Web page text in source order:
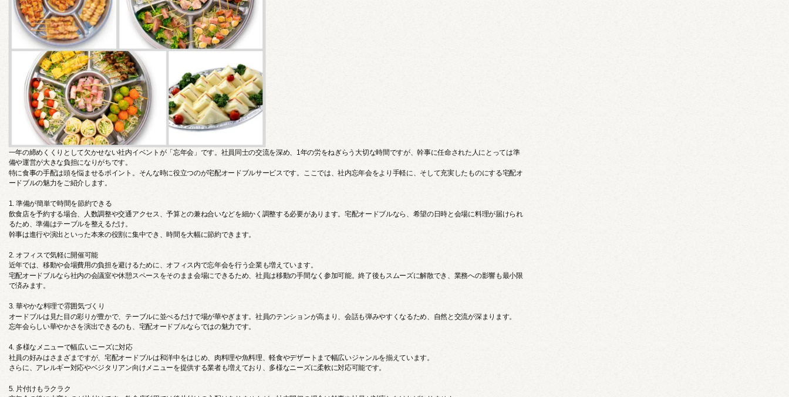
一年の締めくくりとして欠かせない社内イベントが「忘年会」です。社員同士の交流を深め、1年の労をねぎらう大切な時間ですが、幹事に任命された人にとっては準
備や運営が大きな負担になりがちです。
特に食事の手配は頭を悩ませるポイント。そんな時に役立つのが宅配オードブルサービスです。ここでは、社内忘年会をより手軽に、そして充実したものにする宅配オ
ードブルの魅力をご紹介します。
1. 準備が簡単で時間を節約できる
飲食店を予約する場合、人数調整や交通アクセス、予算との兼ね合いなどを細かく調整する必要があります。宅配オードブルなら、希望の日時と会場に料理が届けられ
るため、準備はテーブルを整えるだけ。
幹事は進行や演出といった本来の役割に集中でき、時間を大幅に節約できます。
2. オフィスで気軽に開催可能
近年では、移動や会場費用の負担を避けるために、オフィス内で忘年会を行う企業も増えています。
宅配オードブルなら社内の会議室や休憩スペースをそのまま会場にできるため、社員は移動の手間なく参加可能。終了後もスムーズに解散でき、業務への影響も最小限
で済みます。
3. 華やかな料理で雰囲気づくり
オードブルは見た目の彩りが豊かで、テーブルに並べるだけで場が華やぎます。社員のテンションが高まり、会話も弾みやすくなるため、自然と交流が深まります。
忘年会らしい華やかさを演出できるのも、宅配オードブルならではの魅力です。
4. 多様なメニューで幅広いニーズに対応
社員の好みはさまざまですが、宅配オードブルは和洋中をはじめ、肉料理や魚料理、軽食やデザートまで幅広いジャンルを揃えています。
さらに、アレルギー対応やベジタリアン向けメニューを提供する業者も増えており、多様なニーズに柔軟に対応可能です。
5. 片付けもラクラク